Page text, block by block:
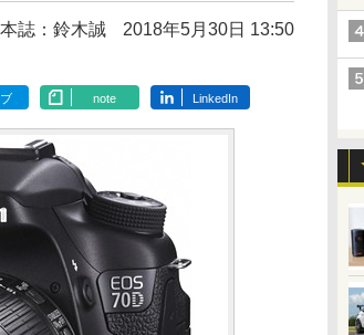
本誌：鈴木誠 2018年5月30日 13:50
note LinkedIn